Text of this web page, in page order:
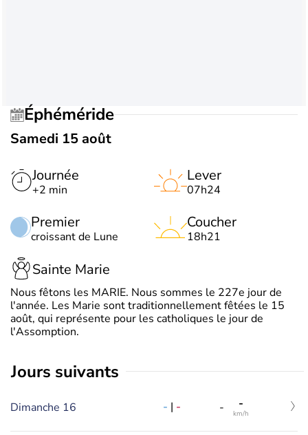
Éphéméride
Samedi 15 août
Journée
+2 min
Premier
croissant de Lune
Lever
07h24
Coucher
18h21
Sainte Marie
Nous fêtons les MARIE. Nous sommes le 227e jour de
l'année. Les Marie sont traditionnellement fêtées le 15
août, qui représente pour les catholiques le jour de
l'Assomption.
jours suivants
Dimanche 16 - | - - -
km/h